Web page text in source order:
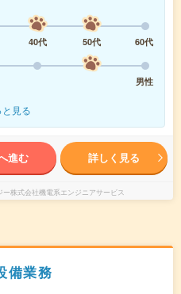
40代 50代
60代
男性
と見る
進む 詳しく見る
株式会社機電系エンジニアサービス
備業務